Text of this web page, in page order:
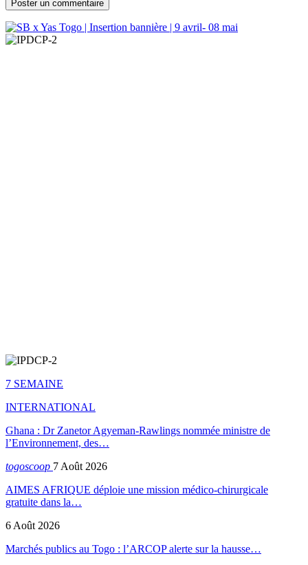
7 SEMAINE
INTERNATIONAL
Ghana : Dr Zanetor Agyeman-Rawlings nommée ministre de
l’Environnement, des…
togoscoop 7 Août 2026
AIMES AFRIQUE déploie une mission médico-chirurgicale
gratuite dans la…
6 Août 2026
Marchés publics au Togo : l’ARCOP alerte sur la hausse…